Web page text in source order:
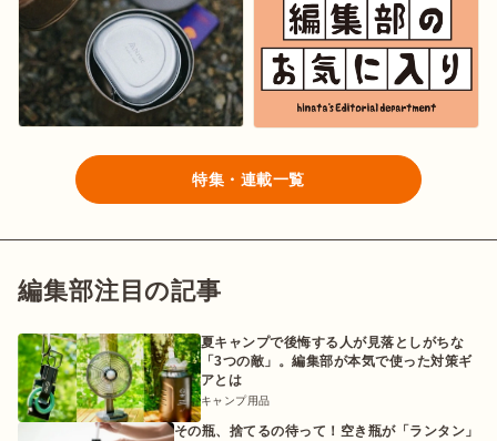
特集・連載一覧
編集部注目の記事
夏キャンプで後悔する人が見落としがちな
「3つの敵」。編集部が本気で使った対策ギ
アとは
キャンプ用品
その瓶、捨てるの待って！空き瓶が「ランタン」